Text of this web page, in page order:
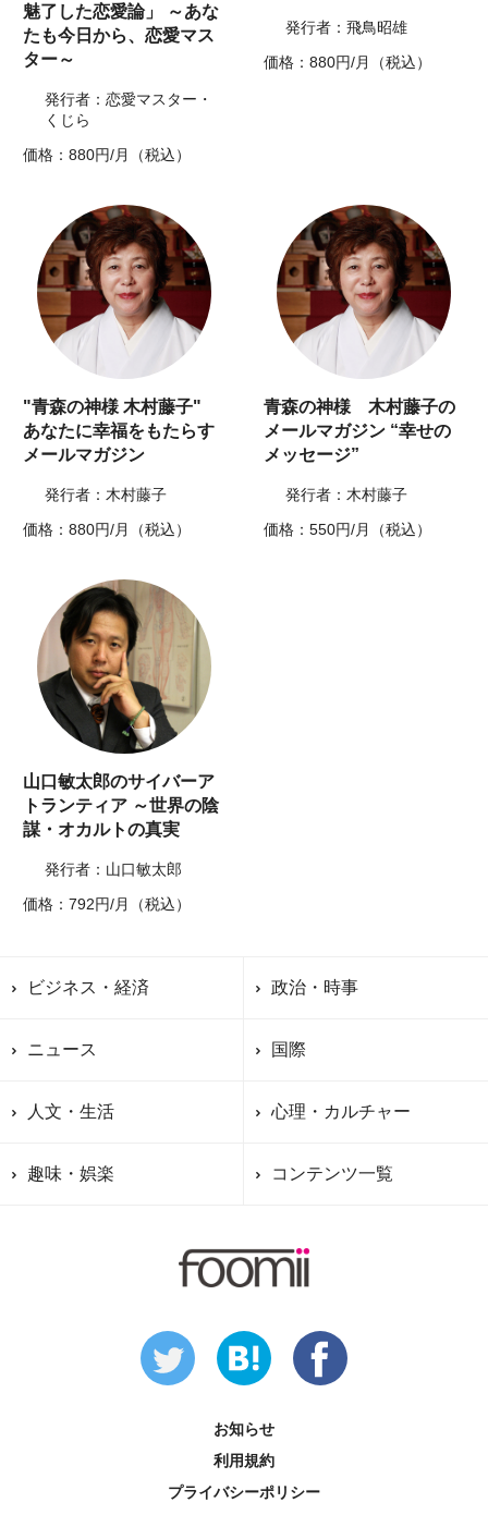
魅了した恋愛論」 ～あな
たも今日から、恋愛マス
ター～
発行者：恋愛マスター・
くじら
価格：880円/月（税込）
発行者：飛鳥昭雄
価格：880円/月（税込）
"青森の神様 木村藤子"
あなたに幸福をもたらす
メールマガジン
発行者：木村藤子
価格：880円/月（税込）
青森の神様 木村藤子の
メールマガジン “幸せの
メッセージ”
発行者：木村藤子
価格：550円/月（税込）
山口敏太郎のサイバーア
トランティア ～世界の陰
謀・オカルトの真実
発行者：山口敏太郎
価格：792円/月（税込）
ビジネス・経済 政治・時事
ニュース 国際
人文・生活 心理・カルチャー
趣味・娯楽 コンテンツ一覧
お知らせ
利用規約
プライバシーポリシー